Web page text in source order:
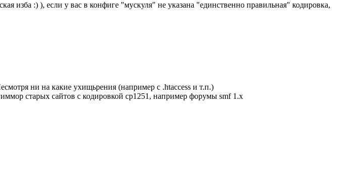
изба :) ), если у вас в конфиге "мускуля" не указана "единственно правильная" кодировка,
ни на какие ухищьрения (например с .htaccess и т.п.)
старых сайтов с кодировкой cp1251, например форумы smf 1.x